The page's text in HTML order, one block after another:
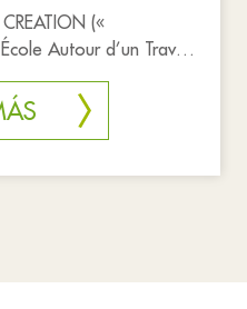
(«
Autour d’un Travail